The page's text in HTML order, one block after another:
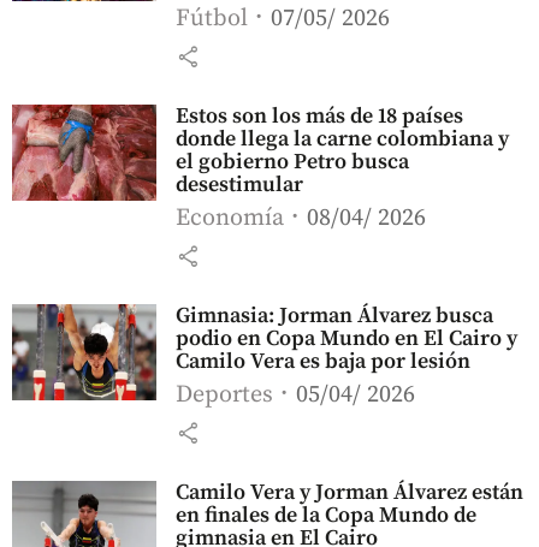
Fútbol 07/05/ 2026
share
Estos son los más de 18 países
donde llega la carne colombiana y
el gobierno Petro busca
desestimular
Economía 08/04/ 2026
share
Gimnasia: Jorman Álvarez busca
podio en Copa Mundo en El Cairo y
Camilo Vera es baja por lesión
Deportes 05/04/ 2026
share
Camilo Vera y Jorman Álvarez están
en finales de la Copa Mundo de
gimnasia en El Cairo